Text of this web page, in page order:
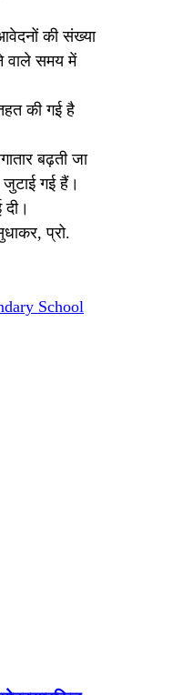
की संख्या
वाले समय में
की गई है
बढ़ती जा
गई हैं।
प्रो.
School